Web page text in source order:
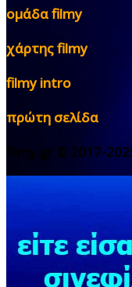
ομάδα filmy
χάρτης filmy
filmy intro
πρώτη σελίδα
filmy.gr © 2017-